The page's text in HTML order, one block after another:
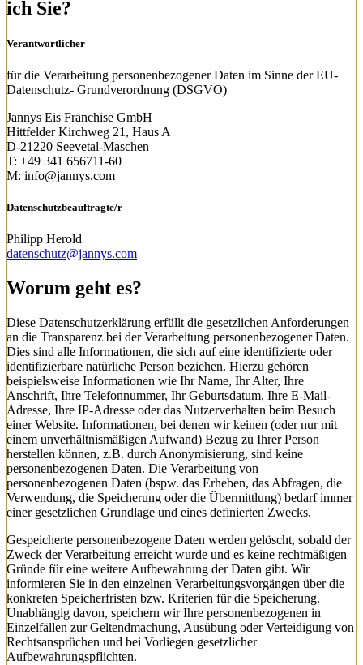
ich Sie?
Verantwortlicher
für die Verarbeitung personenbezogener Daten im Sinne der EU-
Datenschutz- Grundverordnung (DSGVO)
Jannys Eis Franchise GmbH
Hittfelder Kirchweg 21, Haus A
D‐21220 Seevetal‐Maschen
T: +49 341 656711-60
M: info@jannys.com
Datenschutzbeauftragte/r
Philipp Herold
datenschutz@jannys.com
Worum geht es?
Diese Datenschutzerklärung erfüllt die gesetzlichen Anforderungen
an die Transparenz bei der Verarbeitung personenbezogener Daten.
Dies sind alle Informationen, die sich auf eine identifizierte oder
identifizierbare natürliche Person beziehen. Hierzu gehören
beispielsweise Informationen wie Ihr Name, Ihr Alter, Ihre
Anschrift, Ihre Telefonnummer, Ihr Geburtsdatum, Ihre E-Mail-
Adresse, Ihre IP-Adresse oder das Nutzerverhalten beim Besuch
einer Website. Informationen, bei denen wir keinen (oder nur mit
einem unverhältnismäßigen Aufwand) Bezug zu Ihrer Person
herstellen können, z.B. durch Anonymisierung, sind keine
personenbezogenen Daten. Die Verarbeitung von
personenbezogenen Daten (bspw. das Erheben, das Abfragen, die
Verwendung, die Speicherung oder die Übermittlung) bedarf immer
einer gesetzlichen Grundlage und eines definierten Zwecks.
Gespeicherte personenbezogene Daten werden gelöscht, sobald der
Zweck der Verarbeitung erreicht wurde und es keine rechtmäßigen
Gründe für eine weitere Aufbewahrung der Daten gibt. Wir
informieren Sie in den einzelnen Verarbeitungsvorgängen über die
konkreten Speicherfristen bzw. Kriterien für die Speicherung.
Unabhängig davon, speichern wir Ihre personenbezogenen in
Einzelfällen zur Geltendmachung, Ausübung oder Verteidigung von
Rechtsansprüchen und bei Vorliegen gesetzlicher
Aufbewahrungspflichten.